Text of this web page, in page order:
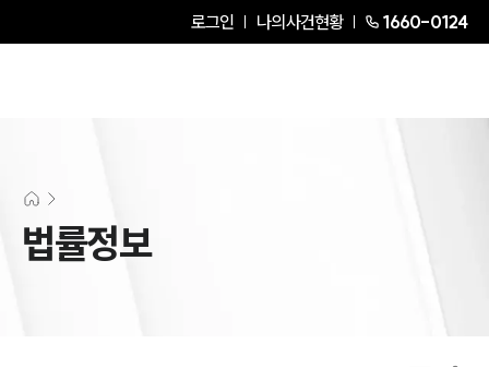
로그인 나의사건현황 1660-0124
법률정보